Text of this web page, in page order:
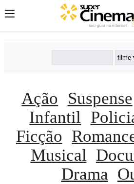
Ação Suspense
Infantil
Ficção
Musical
Drama